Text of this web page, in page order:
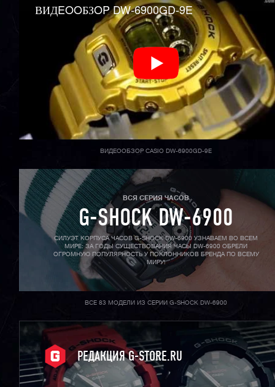
ВИДEOOБЗOP DW-6900GD-9E
ВИДЕООБЗОР CASIO DW-6900GD-9E
ВСЯ СЕРИЯ ЧАСОВ
G-SHOCK DW-6900
СИЛУЭТ КОРПУСА ЧАСОВ G-SHOCK DW-6900 УЗНАВАЕМ ВО ВСЕМ
МИРЕ: ЗА ГОДЫ СУЩЕСТВОВАНИЯ ЧАСЫ DW-6900 ОБРЕЛИ
ОГРОМНУЮ ПОПУЛЯРНОСТЬ У ПОКЛОННИКОВ БРЕНДА ПО ВСЕМУ
МИРУ!
ВСЕ 83 МОДЕЛИ ИЗ СЕРИИ G-SHOCK DW-6900
РЕДАКЦИЯ G-STORE.RU